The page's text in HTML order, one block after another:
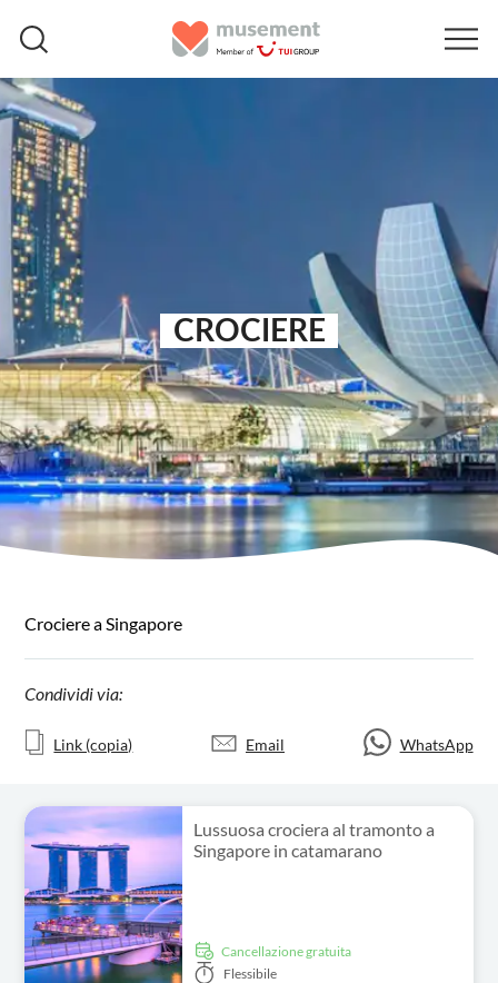
CROCIERE
Crociere a Singapore
Condividi via:
Link (copia) Email WhatsApp
Lussuosa crociera al tramonto a
Singapore in catamarano
Cancellazione gratuita
Flessibile